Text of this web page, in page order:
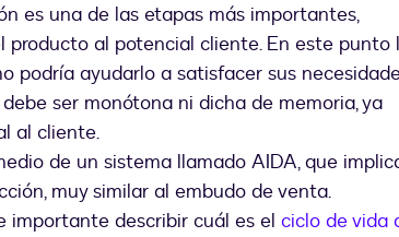
es una de las etapas más importantes,
al potencial cliente. En este punto
podría ayudarlo a satisfacer sus
ser monótona ni dicha de memoria, ya
al cliente.
de un sistema llamado AIDA, que
muy similar al embudo de venta.
importante describir cuál es el ciclo de vida